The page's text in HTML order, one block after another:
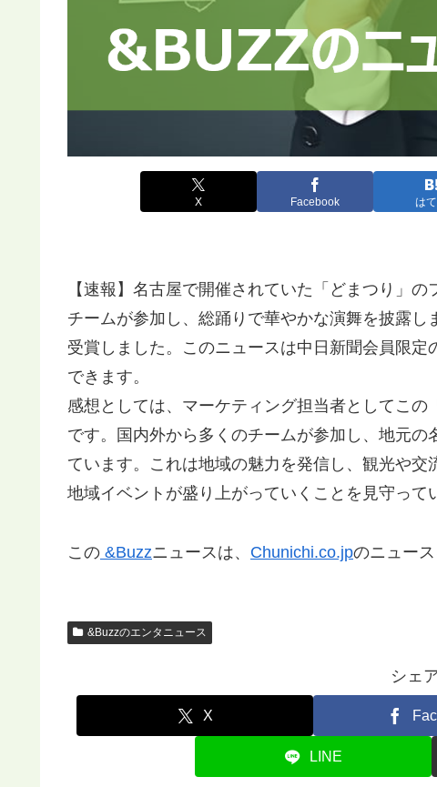
X Facebook は
【速報】名古屋で開催されていた「どまつり」
チームが参加し、総踊りで華やかな演舞を披露
受賞しました。このニュースは中日新聞会員限
できます。
感想としては、マーケティング担当者としてこ
です。国内外から多くのチームが参加し、地元
ています。これは地域の魅力を発信し、観光や
地域イベントが盛り上がっていくことを見守って
この &Buzzニュースは、 Chunichi.co.jpのニュース
&Buzzのエンタニュース
シェ
X
LINE